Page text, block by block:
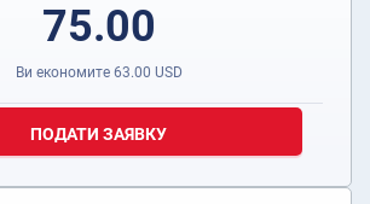
75.00
Ви економите 63.00 USD
ПОДАТИ ЗАЯВКУ